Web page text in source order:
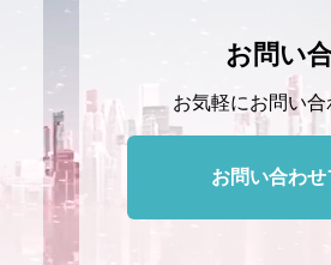
お問い
お気軽にお問い
お問い合わせ